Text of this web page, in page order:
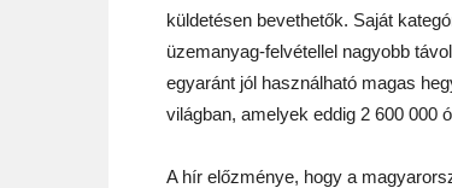
küldetésen bevethetők. Saját
üzemanyag-felvétellel nagyobb
egyaránt jól használható magas
világban, amelyek eddig 2 600 000
A hír előzménye, hogy a